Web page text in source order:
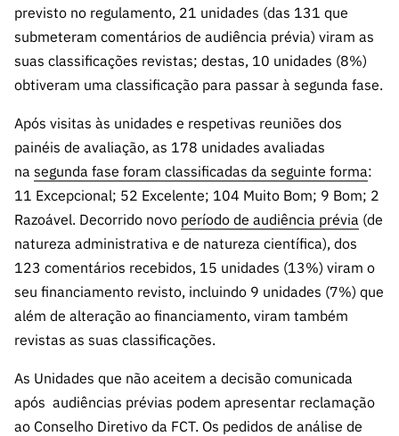
previsto no regulamento, 21 unidades (das 131 que
submeteram comentários de audiência prévia) viram as
suas classificações revistas; destas, 10 unidades (8%)
obtiveram uma classificação para passar à segunda fase.
Após visitas às unidades e respetivas reuniões dos
painéis de avaliação, as 178 unidades avaliadas
na segunda fase foram classificadas da seguinte forma:
11 Excepcional; 52 Excelente; 104 Muito Bom; 9 Bom; 2
Razoável. Decorrido novo período de audiência prévia (de
natureza administrativa e de natureza científica), dos
123 comentários recebidos, 15 unidades (13%) viram o
seu financiamento revisto, incluindo 9 unidades (7%) que
além de alteração ao financiamento, viram também
revistas as suas classificações.
As Unidades que não aceitem a decisão comunicada
após audiências prévias podem apresentar reclamação
ao Conselho Diretivo da FCT. Os pedidos de análise de